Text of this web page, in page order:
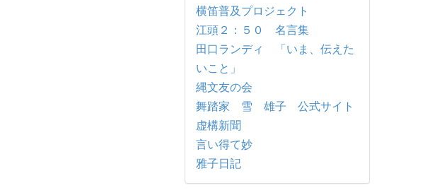
横笛普及プロジェクト
江頭２：５０ 名言集
田口ランディ 「いま、伝えた
いこと」
縄文友の会
舞踏家 雪 雄子 公式サイト
虚構新聞
言い得て妙
雅子日記